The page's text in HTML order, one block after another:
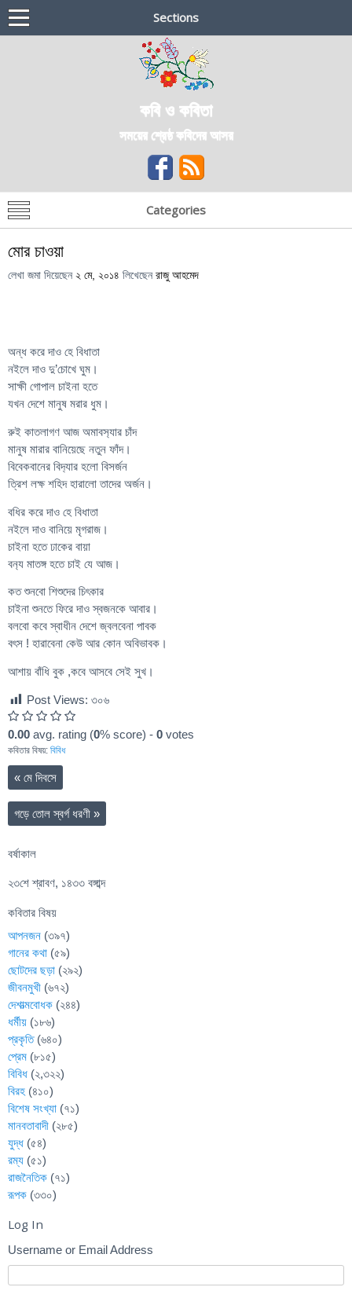
Sections
কবি ও কবিতা
সময়ের শ্রেষ্ঠ কবিদের আসর
Categories
মোর চাওয়া
লেখা জমা দিয়েছেন ২ মে, ২০১৪ লিখেছেন রাজু আহমেদ
অন্ধ করে দাও হে বিধাতা
নইলে দাও দু’চোখে ঘুম।
সাক্ষী গোপাল চাইনা হতে
যখন দেশে মানুষ মরার ধুম।
রুই কাতলাগণ আজ অমাবস‍্যার চাঁদ
মানুষ মারার বানিয়েছে নতুন ফাঁদ।
বিবেকবানের বিদ‍্যার হলো বিসর্জন
ত্রিশ লক্ষ শহিদ হারালো তাদের অর্জন।
বধির করে দাও হে বিধাতা
নইলে দাও বানিয়ে মৃগরাজ।
চাইনা হতে ঢাকের বায়া
বন‍্য মাতঙ্গ হতে চাই যে আজ।
কত শুনবো শিশুদের চিৎকার
চাইনা শুনতে ফিরে দাও স্বজনকে আবার।
বলবো কবে স্বাধীন দেশে জ্বলবেনা পাবক
বৎস ! হারাবেনা কেউ আর কোন অবিভাবক।
আশায় বাঁধি বুক ,কবে আসবে সেই সুখ।
Post Views: ৩০৬
0.00 avg. rating (0% score) - 0 votes
কবিতার বিষয়: বিবিধ
« মে দিবসে
গড়ে তোল স্বর্গ ধরণী »
বর্ষাকাল
২৩শে শ্রাবণ, ১৪৩৩ বঙ্গাব্দ
কবিতার বিষয়
আপনজন (৩৯৭)
গানের কথা (৫৯)
ছোটদের ছড়া (২৯২)
জীবনমুখী (৬৭২)
দেশাত্মবোধক (২৪৪)
ধর্মীয় (১৮৬)
প্রকৃতি(৬৪০)
প্রেম (৮১৫)
বিবিধ (২,৩২২)
বিরহ (৪১০)
বিশেষ সংখ্যা (৭১)
মানবতাবাদী (২৮৫)
যুদ্ধ (৫৪)
রম্য (৫১)
রাজনৈতিক (৭১)
রূপক (৩৩০)
Log In
Username or Email Address